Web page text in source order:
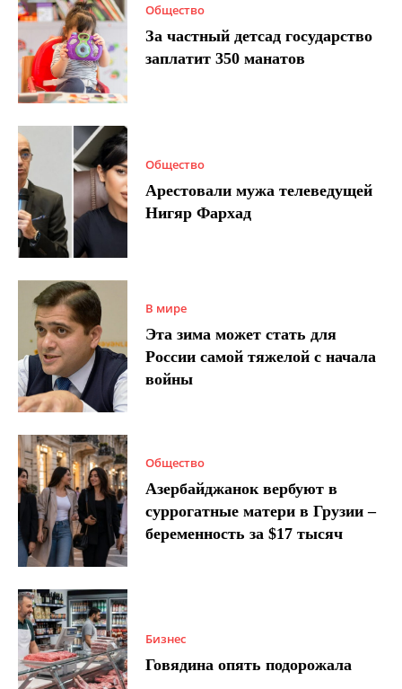
Общество
За частный детсад государство
заплатит 350 манатов
Общество
Арестовали мужа телеведущей
Нигяр Фархад
В мире
Эта зима может стать для
России самой тяжелой с начала
войны
Общество
Азербайджанок вербуют в
суррогатные матери в Грузии –
беременность за $17 тысяч
Бизнес
Говядина опять подорожала